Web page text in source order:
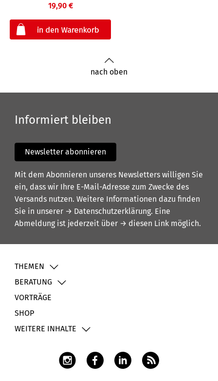
19,90 €
nach oben
Informiert bleiben
Newsletter abonnieren
Mit dem Abonnieren unseres Newsletters willigen Sie
ein, dass wir Ihre E-Mail-Adresse zum Zwecke des
Versands nutzen. Weitere Informationen dazu finden
Sie in unserer → Datenschutzerklärung. Eine
Abmeldung ist jederzeit über → diesen Link möglich.
THEMEN
BERATUNG
VORTRÄGE
SHOP
WEITERE INHALTE